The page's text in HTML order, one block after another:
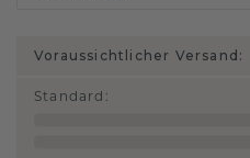
Voraussichtlicher Versand:
Standard :